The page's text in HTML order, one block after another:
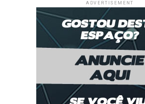
RELATED TOPICS: COLORIDAS
FUNDADORA
GRIFE ITALIANA
SAÚDE
Quatro superalimentos que devia
Panquecas de iogurte ‘light’. Receita
ingredientes
ADVERTISEMENT